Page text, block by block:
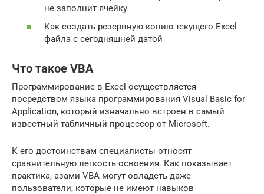
не заполнит ячейку
Как создать резервную копию текущего Excel
файла с сегодняшней датой
Что такое VBA
Программирование в Excel осуществляется
посредством языка программирования Visual Basic for
Application, который изначально встроен в самый
известный табличный процессор от Microsoft.
К его достоинствам специалисты относят
сравнительную легкость освоения. Как показывает
практика, азами VBA могут овладеть даже
пользователи, которые не имеют навыков